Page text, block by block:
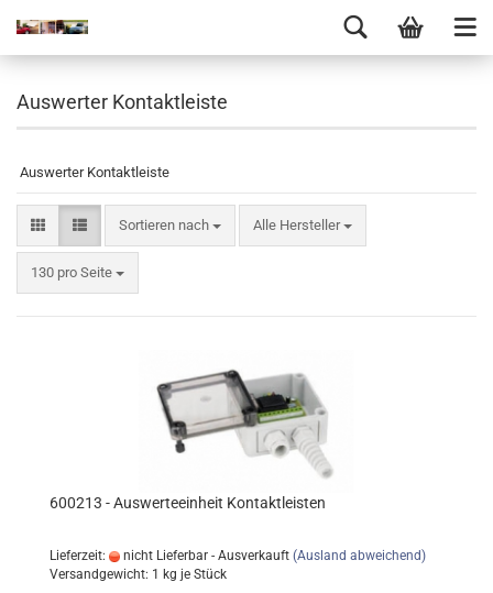
Auswerter Kontaktleiste
Auswerter Kontaktleiste
Sortieren nach Alle Hersteller
130 pro Seite
600213 - Auswerteeinheit Kontaktleisten
Lieferzeit: nicht Lieferbar - Ausverkauft (Ausland abweichend)
Versandgewicht: 1 kg je Stück